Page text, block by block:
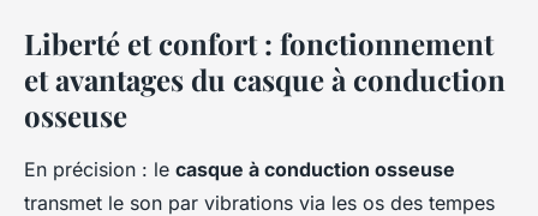
Liberté et confort : fonctionnement
et avantages du casque à conduction
osseuse
En précision : le casque à conduction osseuse
transmet le son par vibrations via les os des tempes